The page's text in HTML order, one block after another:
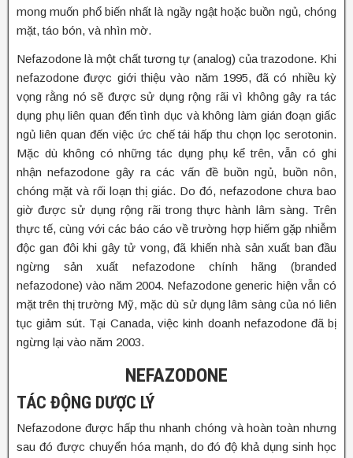
mong muốn phổ biến nhất là ngầy ngật hoặc buồn ngủ, chóng
mặt, táo bón, và nhìn mờ.
Nefazodone là một chất tương tự (analog) của trazodone. Khi
nefazodone được giới thiệu vào năm 1995, đã có nhiều kỳ
vọng rằng nó sẽ được sử dụng rộng rãi vì không gây ra tác
dụng phụ liên quan đến tình dục và không làm gián đoạn giấc
ngủ liên quan đến việc ức chế tái hấp thu chọn lọc serotonin.
Mặc dù không có những tác dụng phụ kể trên, vẫn có ghi
nhận nefazodone gây ra các vấn đề buồn ngủ, buồn nôn,
chóng mặt và rối loạn thị giác. Do đó, nefazodone chưa bao
giờ được sử dụng rộng rãi trong thực hành lâm sàng. Trên
thực tế, cùng với các báo cáo về trường hợp hiếm gặp nhiễm
độc gan đôi khi gây tử vong, đã khiến nhà sản xuất ban đầu
ngừng sản xuất nefazodone chính hãng (branded
nefazodone) vào năm 2004. Nefazodone generic hiện vẫn có
mặt trên thị trường Mỹ, mặc dù sử dụng lâm sàng của nó liên
tục giảm sút. Tại Canada, việc kinh doanh nefazodone đã bị
ngừng lại vào năm 2003.
NEFAZODONE
TÁC ĐỘNG DƯỢC LÝ
Nefazodone được hấp thu nhanh chóng và hoàn toàn nhưng
sau đó được chuyển hóa mạnh, do đó độ khả dụng sinh học